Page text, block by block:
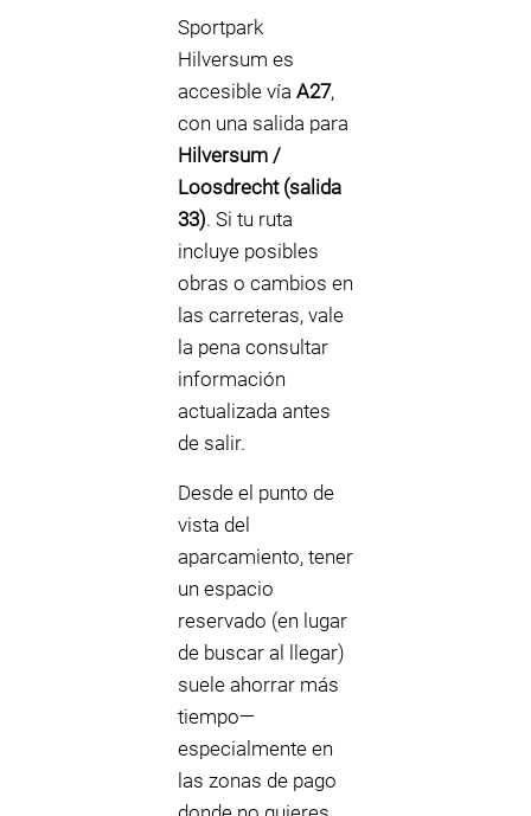
Sportpark
Hilversum es
accesible vía A27,
con una salida para
Hilversum /
Loosdrecht (salida
33). Si tu ruta
incluye posibles
obras o cambios en
las carreteras, vale
la pena consultar
información
actualizada antes
de salir.
Desde el punto de
vista del
aparcamiento, tener
un espacio
reservado (en lugar
de buscar al llegar)
suele ahorrar más
tiempo—
especialmente en
las zonas de pago